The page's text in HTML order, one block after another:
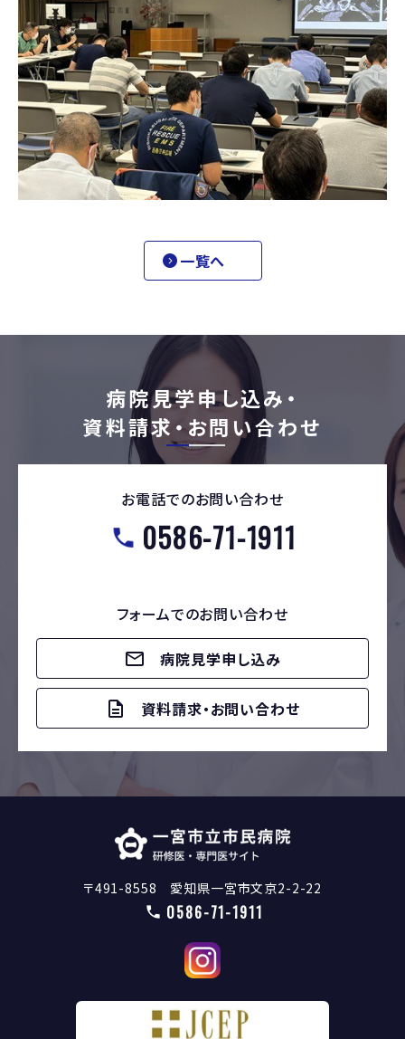
一覧へ
病院見学申し込み・
資料請求・お問い合わせ
お電話でのお問い合わせ
0586-71-1911
フォームでのお問い合わせ
病院見学申し込み
資料請求・お問い合わせ
〒491-8558 愛知県一宮市文京2-2-22
0586-71-1911